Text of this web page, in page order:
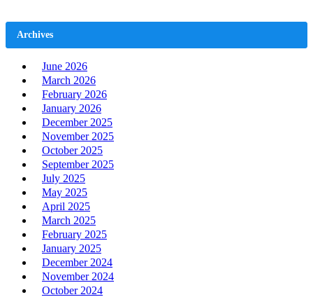
Archives
June 2026
March 2026
February 2026
January 2026
December 2025
November 2025
October 2025
September 2025
July 2025
May 2025
April 2025
March 2025
February 2025
January 2025
December 2024
November 2024
October 2024